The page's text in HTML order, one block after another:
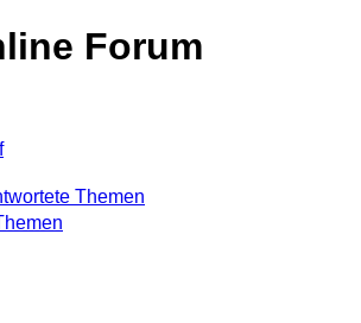
Forum
Themen